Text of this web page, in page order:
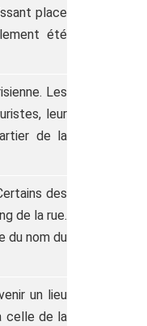
place
été
Les
leur
de la
des
de la rue.
du nom du
un lieu
celle de la